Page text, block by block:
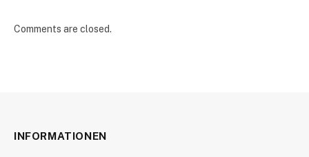
Comments are closed.
INFORMATIONEN